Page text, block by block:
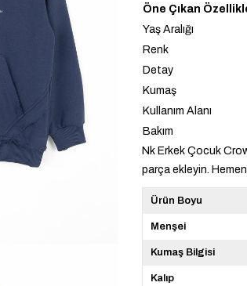
Öne Çıkan
Yaş Aralığı
Renk
Detay
Kumaş
Kullanım Alanı
Bakım
Nk Erkek Çocuk
parça ekleyin.
Ürün Boyu
Menşei
Kumaş Bilgisi
Kalıp